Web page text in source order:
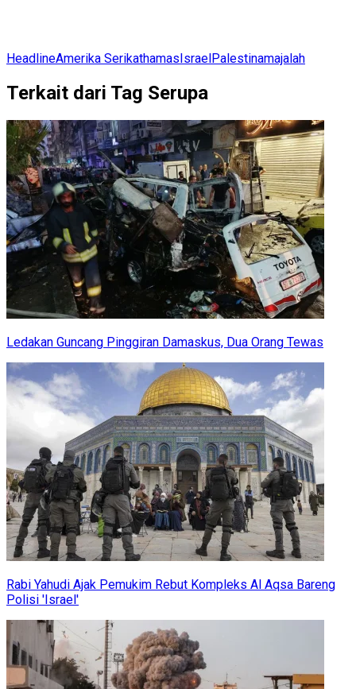
HeadlineAmerika SerikathamasIsraelPalestinamajalah
Terkait dari Tag Serupa
Ledakan Guncang Pinggiran Damaskus, Dua Orang Tewas
Rabi Yahudi Ajak Pemukim Rebut Kompleks Al Aqsa Bareng
Polisi 'Israel'